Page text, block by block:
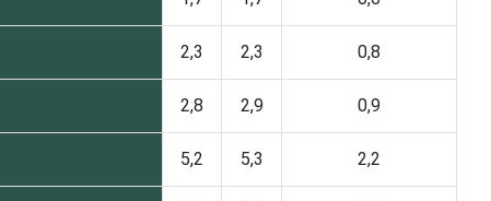
2,3 2,3 0,8
2,8 2,9 0,9
5,2 5,3 2,2